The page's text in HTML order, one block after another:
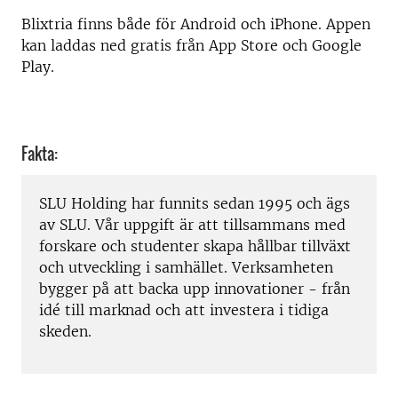
Blixtria finns både för Android och iPhone. Appen
kan laddas ned gratis från App Store och Google
Play.
Fakta:
SLU Holding har funnits sedan 1995 och ägs
av SLU. Vår uppgift är att tillsammans med
forskare och studenter skapa hållbar tillväxt
och utveckling i samhället. Verksamheten
bygger på att backa upp innovationer - från
idé till marknad och att investera i tidiga
skeden.